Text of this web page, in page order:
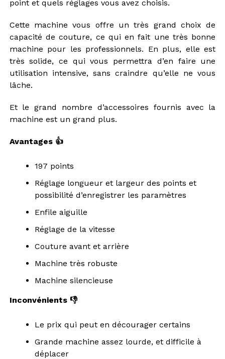
point et quels réglages vous avez choisis.
Cette machine vous offre un très grand choix de
capacité de couture, ce qui en fait une très bonne
machine pour les professionnels. En plus, elle est
très solide, ce qui vous permettra d’en faire une
utilisation intensive, sans craindre qu’elle ne vous
lâche.
Et le grand nombre d’accessoires fournis avec la
machine est un grand plus.
Avantages 👍
197 points
Réglage longueur et largeur des points et
possibilité d’enregistrer les paramètres
Enfile aiguille
Réglage de la vitesse
Couture avant et arrière
Machine très robuste
Machine silencieuse
Inconvénients 👎
Le prix qui peut en décourager certains
Grande machine assez lourde, et difficile à
déplacer